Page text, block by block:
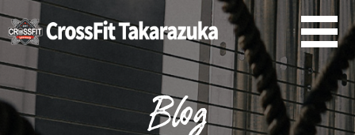
Blog